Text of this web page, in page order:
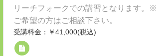
リーチフォークでの講習となります。
ご希望の方はご相談下さい。
受講料金：￥41,000(税込)